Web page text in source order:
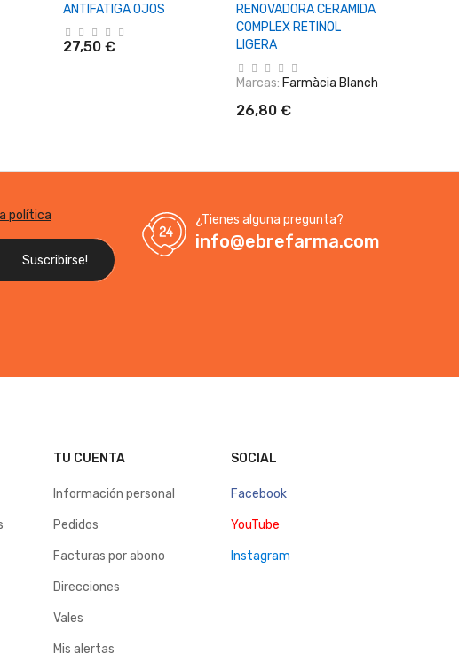
ANTIFATIGA OJOS
27,50 €
RENOVADORA CERAMIDA
COMPLEX RETINOL
LIGERA
Marcas: Farmàcia Blanch
26,80 €
política
¿Tienes alguna pregunta?
info@ebrefarma.com
TU CUENTA
Información personal
Pedidos
Facturas por abono
Direcciones
Vales
Mis alertas
SOCIAL
Facebook
YouTube
Instagram